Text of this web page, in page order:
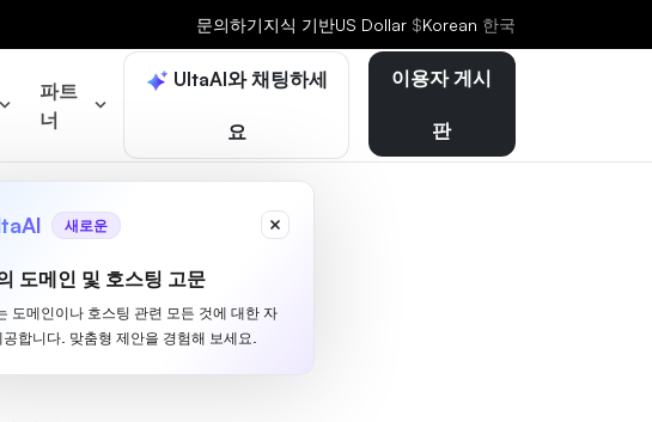
문의하기지식 기반US Dollar $Korean 한국
파트
너
UltaAI와 채팅하세
요
새로운
도메인 및 호스팅 고문
도메인이나 호스팅 관련 모든 것에 대한 자
공합니다. 맞춤형 제안을 경험해 보세요.
이용자 게시
판